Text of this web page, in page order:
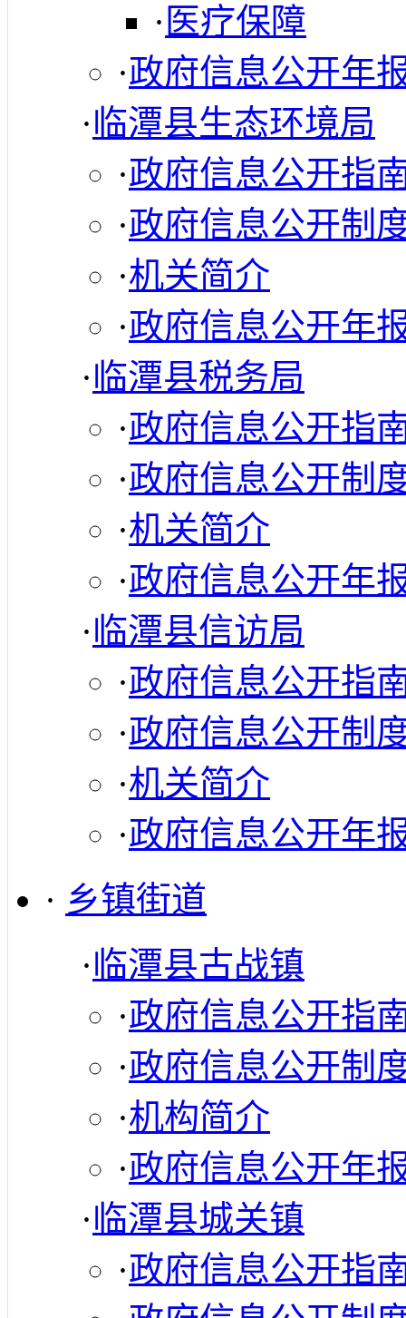
· 医疗保障
·政府信息公开年
·临潭县生态环境局
·政府信息公开指
·政府信息公开制
·机关简介
·政府信息公开年
·临潭县税务局
·政府信息公开指
·政府信息公开制
·机关简介
·政府信息公开年
·临潭县信访局
·政府信息公开指
·政府信息公开制
·机关简介
·政府信息公开年
· 乡镇街道
·临潭县古战镇
·政府信息公开指
·政府信息公开制
·机构简介
·政府信息公开年
·临潭县城关镇
·政府信息公开指